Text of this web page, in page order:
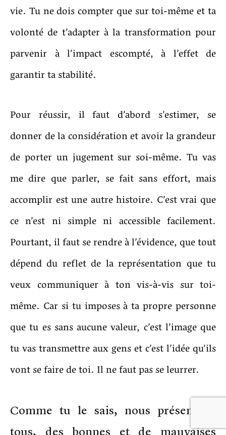
vie. Tu ne dois compter que sur toi-même et ta
volonté de t’adapter à la transformation pour
parvenir à l’impact escompté, à l’effet de
garantir ta stabilité.
Pour réussir, il faut d’abord s’estimer, se
donner de la considération et avoir la grandeur
de porter un jugement sur soi-même. Tu vas
me dire que parler, se fait sans effort, mais
accomplir est une autre histoire. C’est vrai que
ce n’est ni simple ni accessible facilement.
Pourtant, il faut se rendre à l’évidence, que tout
dépend du reflet de la représentation que tu
veux communiquer à ton vis-à-vis sur toi-
même. Car si tu imposes à ta propre personne
que tu es sans aucune valeur, c’est l’image que
tu vas transmettre aux gens et c’est l’idée qu’ils
vont se faire de toi. Il ne faut pas se leurrer.
Comme tu le sais, nous présentons
tous, des bonnes et de mauvaises